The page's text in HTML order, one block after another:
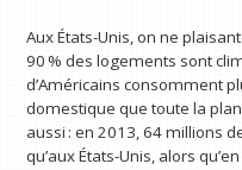
Aux États-Unis, on ne
90 % des logements sont
d’Américains consomment
domestique que toute la
aussi : en 2013, 64 millions
qu’aux États-Unis, alors